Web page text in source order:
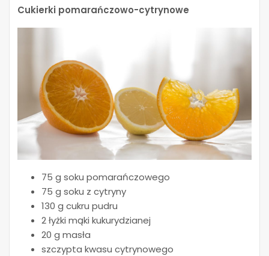
Cukierki pomarańczowo-cytrynowe
75 g soku pomarańczowego
75 g soku z cytryny
130 g cukru pudru
2 łyżki mąki kukurydzianej
20 g masła
szczypta kwasu cytrynowego